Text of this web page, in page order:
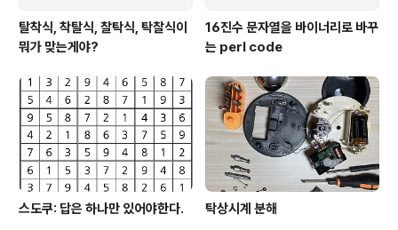
탈착식, 착탈식, 찰탁식, 탁찰식이
뭐가 맞는게야?
16진수 문자열을 바이너리로 바꾸
는 perl code
스도쿠: 답은 하나만 있어야한다. 탁상시계 분해